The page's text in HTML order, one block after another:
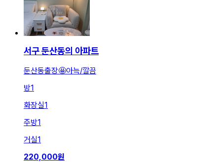
서구 둔산동의 아파트
둔산동출장🤩아늑/깔끔
방1
화장실1
주방1
거실1
220,000원